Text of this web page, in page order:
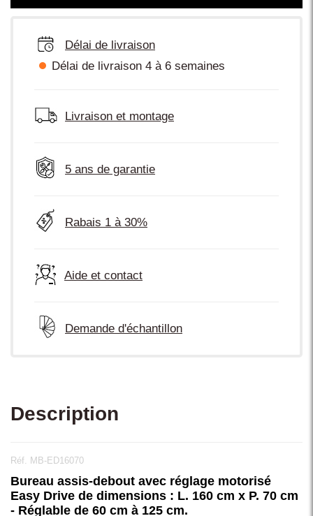
Délai de livraison
Délai de livraison 4 à 6 semaines
Livraison et montage
5 ans de garantie
Rabais 1 à 30%
Aide et contact
Demande d'échantillon
Description
Réf. MB-ED16070
Bureau assis-debout avec réglage motorisé
Easy Drive de dimensions : L. 160 cm x P. 70 cm
- Réglable de 60 cm à 125 cm.